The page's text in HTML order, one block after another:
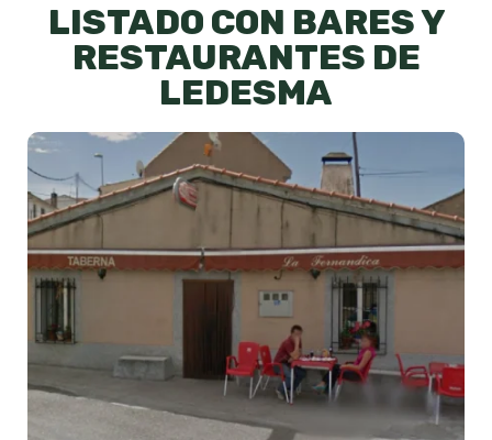
LISTADO CON BARES Y
RESTAURANTES DE
LEDESMA